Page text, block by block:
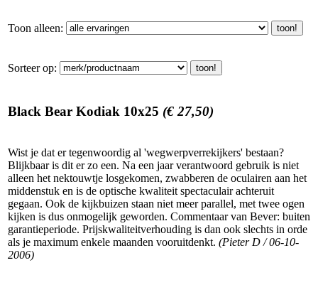
Toon alleen:
Sorteer op:
Black Bear Kodiak 10x25 (€ 27,50)
Wist je dat er tegenwoordig al 'wegwerpverrekijkers' bestaan?
Blijkbaar is dit er zo een. Na een jaar verantwoord gebruik is niet
alleen het nektouwtje losgekomen, zwabberen de oculairen aan het
middenstuk en is de optische kwaliteit spectaculair achteruit
gegaan. Ook de kijkbuizen staan niet meer parallel, met twee ogen
kijken is dus onmogelijk geworden. Commentaar van Bever: buiten
garantieperiode. Prijskwaliteitverhouding is dan ook slechts in orde
als je maximum enkele maanden vooruitdenkt. (Pieter D / 06-10-
2006)